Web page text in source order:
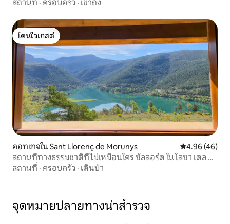
สถานที่ · ครอบครัว · เข้าถึง
โดนใจเกสต์
โดนใจเกสต์
คอทเทจใน Sant Llorenç de Morunys คะแนนเฉลี่ย
4.96 (46)
สถานที่ทางธรรมชาติที่ไม่เหมือนใคร ซัลลอร์ด ใน โลซา เดล กา
บัล
สถานที่ · ครอบครัว · เดินป่า
จุดหมายปลายทางน่าสำรวจ